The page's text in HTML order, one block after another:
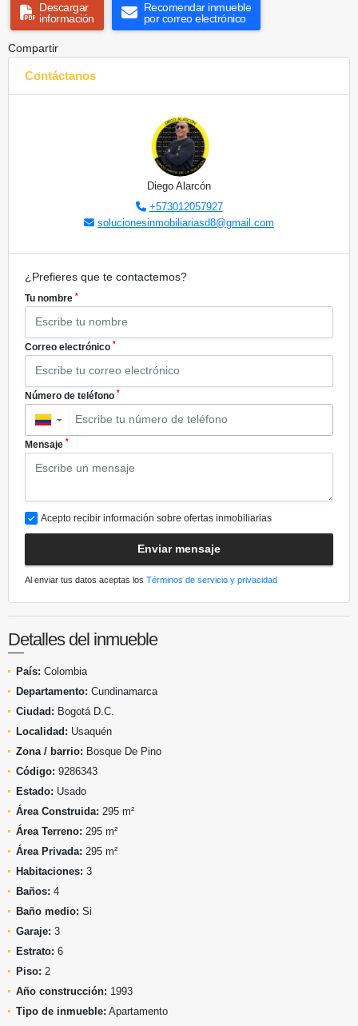
Descargar
información
Recomendar inmueble
por correo electrónico
Compartir
Contáctanos
Diego Alarcón
+573012057927
solucionesinmobiliariasd8@gmail.com
¿Prefieres que te contactemos?
Tu nombre *
Correo electrónico *
Número de teléfono *
▼
Mensaje *
Acepto recibir información sobre ofertas inmobiliarias
Enviar mensaje
Al enviar tus datos aceptas los Términos de servicio y privacidad
Detalles del inmueble
País: Colombia
Departamento: Cundinamarca
Ciudad: Bogotá D.C.
Localidad: Usaquén
Zona / barrio: Bosque De Pino
Código: 9286343
Estado: Usado
Área Construida: 295 m²
Área Terreno: 295 m²
Área Privada: 295 m²
Habitaciones: 3
Baños: 4
Baño medio: Si
Garaje: 3
Estrato: 6
Piso: 2
Año construcción: 1993
Tipo de inmueble: Apartamento